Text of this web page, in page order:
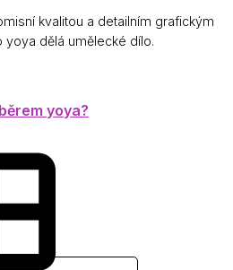
kvalitou a detailním grafickým
dělá umělecké dílo.
yoya?